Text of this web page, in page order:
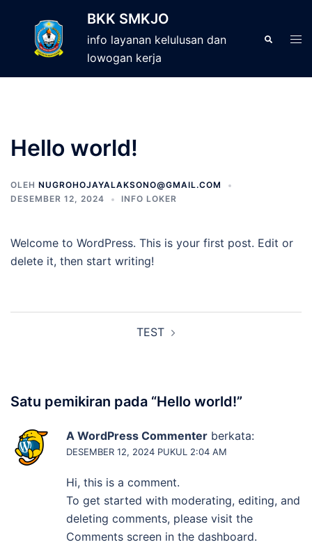
BKK SMKJO
info layanan kelulusan dan
lowogan kerja
Cari
Hello world!
OLEH NUGROHOJAYALAKSONO@GMAIL.COM
DESEMBER 12, 2024
INFO LOKER
Welcome to WordPress. This is your first post. Edit or
delete it, then start writing!
TEST
Satu pemikiran pada “Hello world!”
A WordPress Commenter berkata:
DESEMBER 12, 2024 PUKUL 2:04 AM
Hi, this is a comment.
To get started with moderating, editing, and
deleting comments, please visit the
Comments screen in the dashboard.